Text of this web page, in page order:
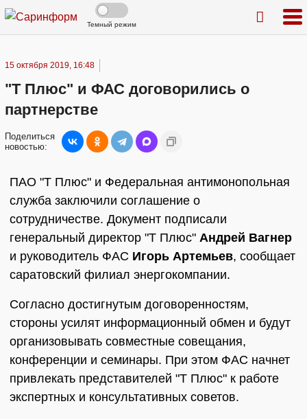
Темный режим
15 октября 2019, 16:48
"Т Плюс" и ФАС договорились о
партнерстве
Поделиться
новостью:
ПАО "Т Плюс" и Федеральная антимонопольная
служба заключили соглашение о
сотрудничестве. Документ подписали
генеральный директор "Т Плюс" Андрей Вагнер
и руководитель ФАС Игорь Артемьев, сообщает
саратовский филиал энергокомпании.
Согласно достигнутым договоренностям,
стороны усилят информационный обмен и будут
организовывать совместные совещания,
конференции и семинары. При этом ФАС начнет
привлекать представителей "Т Плюс" к работе
экспертных и консультативных советов.